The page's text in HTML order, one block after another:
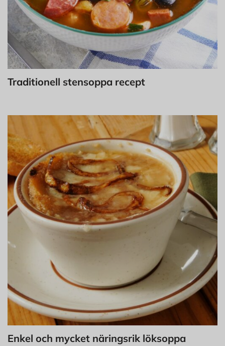
Traditionell stensoppa recept
Enkel och mycket näringsrik löksoppa